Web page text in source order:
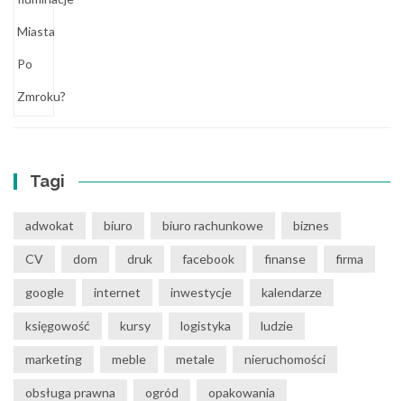
Tagi
adwokat biuro biuro rachunkowe biznes
CV dom druk facebook finanse firma
google internet inwestycje kalendarze
księgowość kursy logistyka ludzie
marketing meble metale nieruchomości
obsługa prawna ogród opakowania